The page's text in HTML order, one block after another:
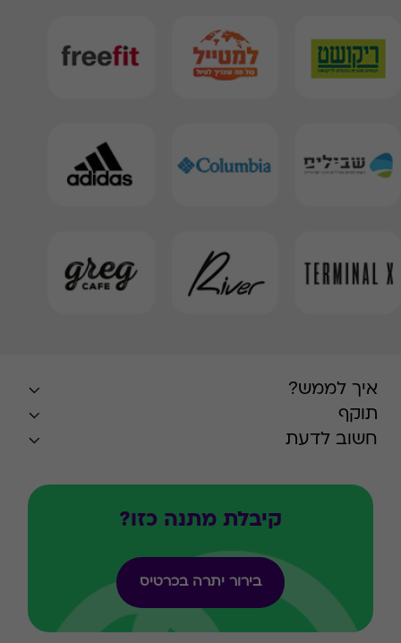
איך לממש?
תוקף
חשוב לדעת
קיבלת מתנה כזו?
בירור יתרה בכרטיס